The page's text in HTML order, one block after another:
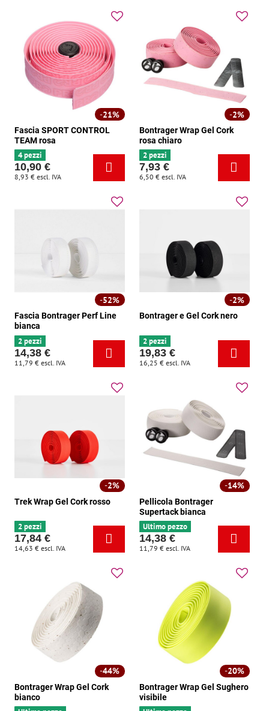
21%
Fascia SPORT CONTROL
TEAM rosa
4 pezzi
10,90 €
8,93 € escl. IVA
2%
Bontrager Wrap Gel Cork
rosa chiaro
2 pezzi
7,93 €
6,50 € escl. IVA
52%
Fascia Bontrager Perf Line
bianca
2 pezzi
14,38 €
11,79 € escl. IVA
2%
Bontrager e Gel Cork nero
2 pezzi
19,83 €
16,25 € escl. IVA
2%
Trek Wrap Gel Cork rosso
2 pezzi
17,84 €
14,63 € escl. IVA
14%
Pellicola Bontrager
Supertack bianca
Ultimo pezzo
14,38 €
11,79 € escl. IVA
44%
Bontrager Wrap Gel Cork
bianco
20%
Bontrager Wrap Gel Sughero
visibile